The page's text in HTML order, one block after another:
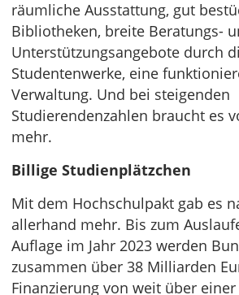
räumliche Ausstattung, gut
Bibliotheken, breite Beratungs-
Unterstützungsangebote durch
Studentenwerke, eine
Verwaltung. Und bei steigenden
Studierendenzahlen braucht es
mehr.
Billige Studienplätzchen
Mit dem Hochschulpakt gab es
allerhand mehr. Bis zum
Auflage im Jahr 2023 werden
zusammen über 38 Milliarden
Finanzierung von weit über